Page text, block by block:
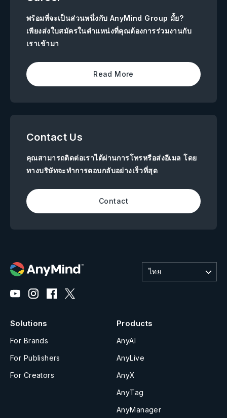
พร้อมที่จะเป็นส่วนหนึ่งกับ AnyMind Group มั้ย?
เพียงส่งใบสมัครในตำแหน่งที่คุณต้องการร่วมงานกับ
เราเข้ามา
Read More
Contact Us
คุณสามารถติดต่อเราได้ผ่านการโทรหรือส่งอีเมล โดย
ทางบริษัทจะทำการตอบกลับอย่างเร็วที่สุด
Contact
ไทย
Solutions
For Brands
For Publishers
For Creators
Products
AnyAI
AnyLive
AnyX
AnyTag
AnyManager